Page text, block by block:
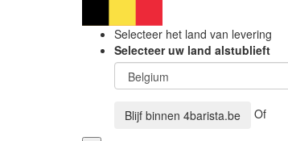
Selecteer het land van levering
Selecteer uw land alstublieft
Blijf binnen 4barista.be Of